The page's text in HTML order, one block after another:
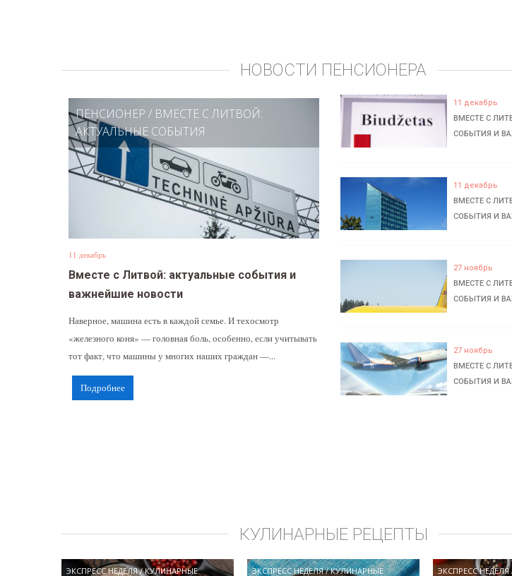
НОВОСТИ ПЕНСИОНЕРА
ПЕНСИОНЕР / ВМЕСТЕ С ЛИТВОЙ:
АКТУАЛЬНЫЕ СОБЫТИЯ
11 декабрь
Вместе с Литвой: актуальные события и
важнейшие новости
Наверное, машина есть в каждой семье. И техосмотр
«железного коня» — головная боль, особенно, если учитывать
тот факт, что машины у многих наших граждан —...
Подробнее
11 декабрь
ВМЕСТЕ С
СОБЫТИЯ И
11 декабрь
ВМЕСТЕ С
СОБЫТИЯ И
27 ноябрь
ВМЕСТЕ С
СОБЫТИЯ И
27 ноябрь
ВМЕСТЕ С
СОБЫТИЯ И
КУЛИНАРНЫЕ РЕЦЕПТЫ
ЭКСПРЕСС НЕДЕЛЯ/КУЛИНАРНЫЕ ЭКСПРЕСС НЕДЕЛЯ/КУЛИНАРНЫЕ ЭКСПРЕСС НЕДЕЛЯ